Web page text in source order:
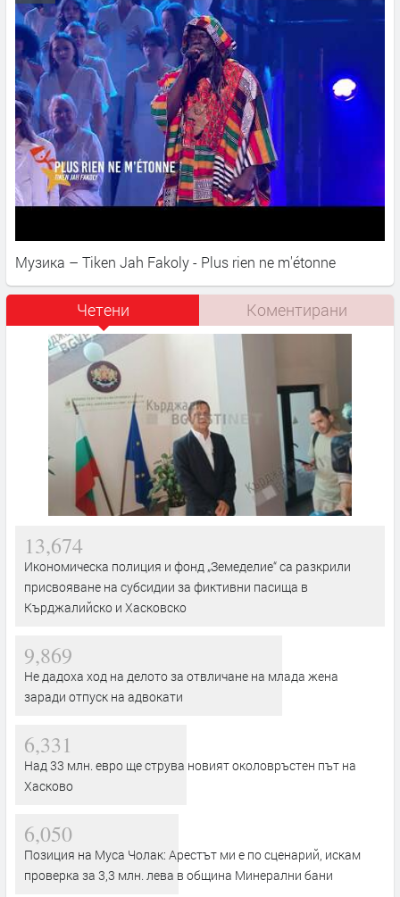
Музика – Tiken Jah Fakoly - Plus rien ne m'étonne
Четени Коментирани
13,674
Икономическа полиция и фонд „Земеделие“ са разкрили
присвояване на субсидии за фиктивни пасища в
Кърджалийско и Хасковско
9,869
Не дадоха ход на делото за отвличане на млада жена
заради отпуск на адвокати
6,331
Над 33 млн. евро ще струва новият околовръстен път на
Хасково
6,050
Позиция на Муса Чолак: Арестът ми е по сценарий, искам
проверка за 3,3 млн. лева в община Минерални бани